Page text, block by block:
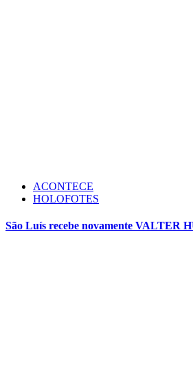
ACONTECE
HOLOFOTES
São Luís recebe novamente VALTER